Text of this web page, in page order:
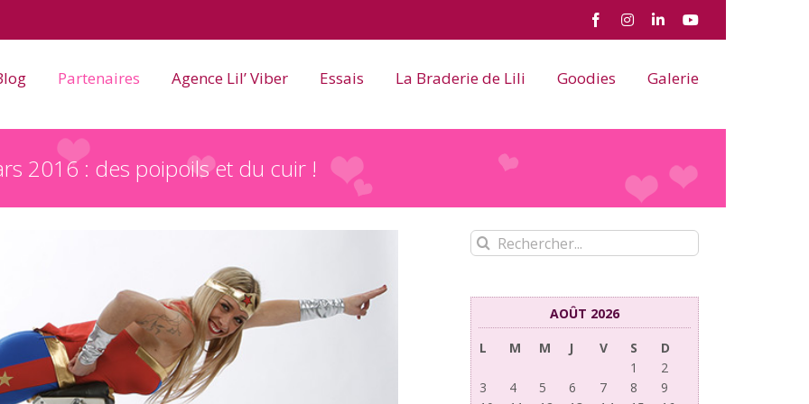
FacebookInstagram
LinkedInYouTube
Partenaires Agence Lil’ Viber Essais La Braderie de Lili Goodies Galerie
2016 : des poipoils et du cuir !
Rechercher:
AOÛT 2026
L
M M J V S
D
1
2
3
4 5 6 7 8
9